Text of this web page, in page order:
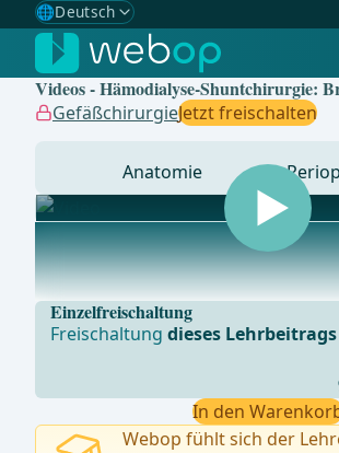
🌐Deutsch
Gewählte Sprache: Deutsch
🇩🇪 Deutsch ✓
🇬🇧English
🇧🇷Brasilianisch
Videos - Hämodialyse-Shuntchirurgie:
GefäßchirurgieJetzt freischalten
Anatomie
... - Operationen aus der
Einzelfreischaltung
Freischaltungdieses Lehrbeitrags
In den
Webop fühlt sich der